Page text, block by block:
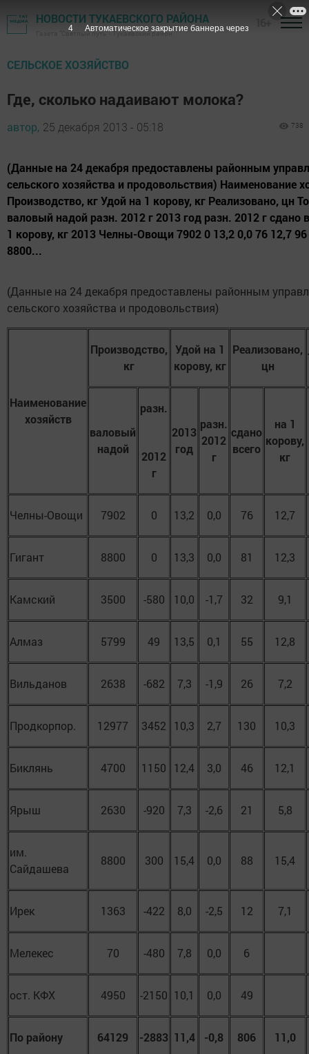
НОВОСТИ ТУКАЕВСКОГО РАЙОНА
Газета "Светлый путь" - Тукаевский район
СЕЛЬСКОЕ ХОЗЯЙСТВО
Где, сколько надаивают молока?
автор, 25 декабря 2013 - 05:18 738
(Данные на 24 декабря предоставлены районным
сельского хозяйства и продовольствия) Наименование
Производство, кг Удой на 1 корову, кг Реализовано, цн
валовый надой разн. 2012 г 2013 год разн. 2012 г сдано
1 корову, кг 2013 Челны-Овощи 7902 0 13,2 0,0 76 12,7 96
8800...
(Данные на 24 декабря предоставлены районным
сельского хозяйства и продовольствия)
Наименование
хозяйств
Производство,
кг
Удой на 1
корову, кг
Реализовано,
цн
валовый
надой
разн.
2012
г
2013
год
разн.
2012
г
сдано
всего
на 1
корову,
кг
Челны-Овощи 7902 0 13,2 0,0 76 12,7
Гигант 8800 0 13,3 0,0 81 12,3
Камский 3500 -580 10,0 -1,7 32 9,1
Алмаз 5799 49 13,5 0,1 55 12,8
Вильданов 2638 -682 7,3 -1,9 26 7,2
Продкорпор. 12977 3452 10,3 2,7 130 10,3
Биклянь 4700 1150 12,4 3,0 46 12,1
Ярыш 2630 -920 7,3 -2,6 21 5,8
им.
Сайдашева
8800 300 15,4 0,0 88 15,4
Ирек 1363 -422 8,0 -2,5 12 7,1
Мелекес 70 -480 7,8 0,0 6
ост. КФХ 4950 -2150 10,1 0,0 49
По району 64129 -2883 11,4 -0,8 806 11,0
3 Автоматическое закрытие баннера через